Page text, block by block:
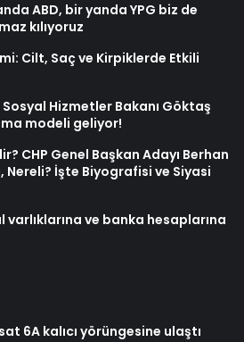
ABD, bir yanda YPG biz de
kılıyoruz
Cilt, Saç ve Kirpiklerde Etkili
Sosyal Hizmetler Bakanı Göktaş
modeli geliyor!
CHP Genel Başkan Adayı Berhan
Nereli? İşte Biyografisi ve Siyasi
varlıklarına ve banka hesaplarına
6A kalıcı yörüngesine ulaştı